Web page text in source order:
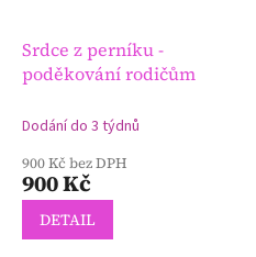
Srdce z perníku -
poděkování rodičům
Dodání do 3 týdnů
900 Kč bez DPH
900 Kč
DETAIL